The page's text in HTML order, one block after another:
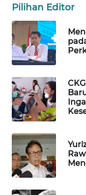
Pilihan Editor
INFRASTRUKTUR
WAHANA
KONSUMEN
WAHANA
LISTRIK
WAHANA
TRAVEL
WAHANA
TV
WAHANANEWS
ID